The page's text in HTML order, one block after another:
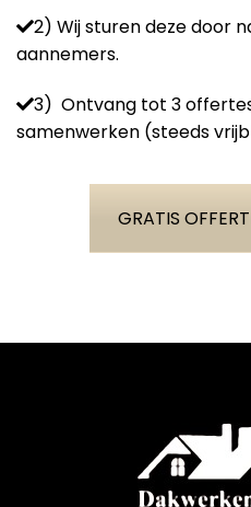
2) Wij sturen deze door
aannemers.
3) Ontvang tot 3
samenwerken (steeds
GRATIS